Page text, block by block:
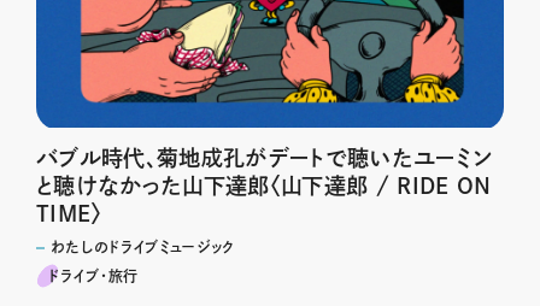
バブル時代、菊地成孔がデートで聴いたユーミン
と聴けなかった山下達郎〈山下達郎 / RIDE ON
TIME〉
わたしのドライブミュージック
ドライブ･旅行